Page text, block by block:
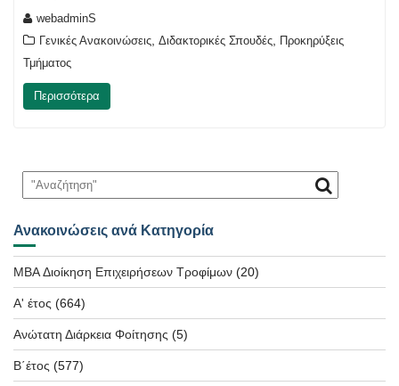
webadminS
Γενικές Ανακοινώσεις, Διδακτορικές Σπουδές, Προκηρύξεις
Τμήματος
Περισσότερα
Ανακοινώσεις ανά Κατηγορία
MBA Διοίκηση Επιχειρήσεων Τροφίμων (20)
Α' έτος (664)
Ανώτατη Διάρκεια Φοίτησης (5)
Β΄έτος (577)